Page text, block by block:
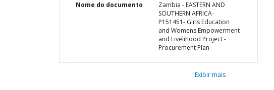
Nome do documento
Zambia - EASTERN AND
SOUTHERN AFRICA-
P151451- Girls Education
and Womens Empowerment
and Livelihood Project -
Procurement Plan
Exibir mais